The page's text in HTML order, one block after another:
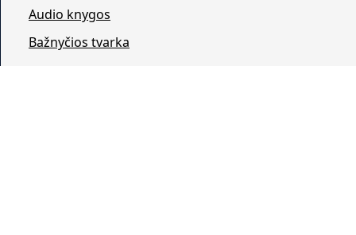
Audio knygos
Bažnyčios tvarka